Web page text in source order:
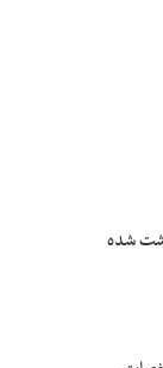
شده